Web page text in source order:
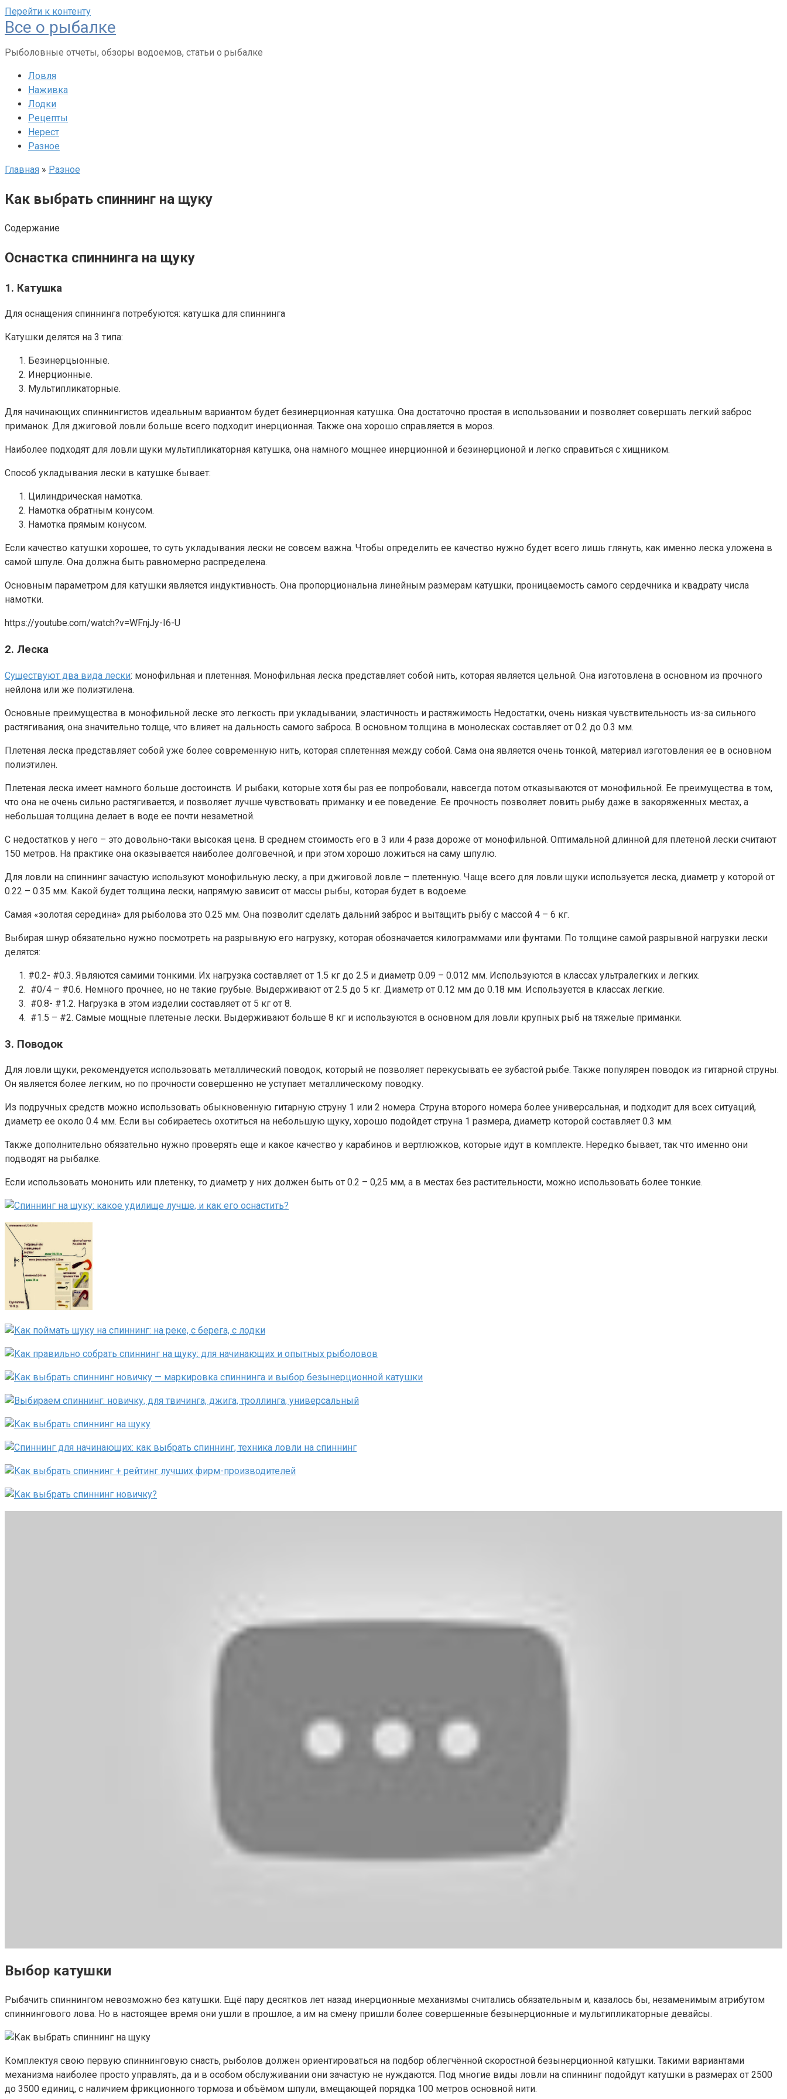
Перейти к контенту
Все о рыбалке
Рыболовные отчеты, обзоры водоемов, статьи о рыбалке
Ловля
Наживка
Лодки
Рецепты
Нерест
Разное
Главная » Разное
Как выбрать спиннинг на щуку
Содержание
Оснастка спиннинга на щуку
1. Катушка
Для оснащения спиннинга потребуются: катушка для спиннинга
Катушки делятся на 3 типа:
Безинерцыонные.
Инерционные.
Мультипликаторные.
Для начинающих спиннингистов идеальным вариантом будет безинерционная катушка. Она достаточно простая в использовании и позволяет совершать легкий заброс
приманок. Для джиговой ловли больше всего подходит инерционная. Также она хорошо справляется в мороз.
Наиболее подходят для ловли щуки мультипликаторная катушка, она намного мощнее инерционной и безинерционой и легко справиться с хищником.
Способ укладывания лески в катушке бывает:
Цилиндрическая намотка.
Намотка обратным конусом.
Намотка прямым конусом.
Если качество катушки хорошее, то суть укладывания лески не совсем важна. Чтобы определить ее качество нужно будет всего лишь глянуть, как именно леска уложена в
самой шпуле. Она должна быть равномерно распределена.
Основным параметром для катушки является индуктивность. Она пропорциональна линейным размерам катушки, проницаемость самого сердечника и квадрату числа
намотки.
https://youtube.com/watch?v=WFnjJy-I6-U
2. Леска
Существуют два вида лески: монофильная и плетенная. Монофильная леска представляет собой нить, которая является цельной. Она изготовлена в основном из прочного
нейлона или же полиэтилена.
Основные преимущества в монофильной леске это легкость при укладывании, эластичность и растяжимость Недостатки, очень низкая чувствительность из-за сильного
растягивания, она значительно толще, что влияет на дальность самого заброса. В основном толщина в монолесках составляет от 0.2 до 0.3 мм.
Плетеная леска представляет собой уже более современную нить, которая сплетенная между собой. Сама она является очень тонкой, материал изготовления ее в основном
полиэтилен.
Плетеная леска имеет намного больше достоинств. И рыбаки, которые хотя бы раз ее попробовали, навсегда потом отказываются от монофильной. Ее преимущества в том,
что она не очень сильно растягивается, и позволяет лучше чувствовать приманку и ее поведение. Ее прочность позволяет ловить рыбу даже в закоряженных местах, а
небольшая толщина делает в воде ее почти незаметной.
С недостатков у него – это довольно-таки высокая цена. В среднем стоимость его в 3 или 4 раза дороже от монофильной. Оптимальной длинной для плетеной лески считают
150 метров. На практике она оказывается наиболее долговечной, и при этом хорошо ложиться на саму шпулю.
Для ловли на спиннинг зачастую используют монофильную леску, а при джиговой ловле – плетенную. Чаще всего для ловли щуки используется леска, диаметр у которой от
0.22 – 0.35 мм. Какой будет толщина лески, напрямую зависит от массы рыбы, которая будет в водоеме.
Самая «золотая середина» для рыболова это 0.25 мм. Она позволит сделать дальний заброс и вытащить рыбу с массой 4 – 6 кг.
Выбирая шнур обязательно нужно посмотреть на разрывную его нагрузку, которая обозначается килограммами или фунтами. По толщине самой разрывной нагрузки лески
делятся:
#0.2- #0.3. Являются самими тонкими. Их нагрузка составляет от 1.5 кг до 2.5 и диаметр 0.09 – 0.012 мм. Используются в классах ультралегких и легких.
#0/4 – #0.6. Немного прочнее, но не такие грубые. Выдерживают от 2.5 до 5 кг. Диаметр от 0.12 мм до 0.18 мм. Используется в классах легкие.
#0.8- #1.2. Нагрузка в этом изделии составляет от 5 кг от 8.
#1.5 – #2. Самые мощные плетеные лески. Выдерживают больше 8 кг и используются в основном для ловли крупных рыб на тяжелые приманки.
3. Поводок
Для ловли щуки, рекомендуется использовать металлический поводок, который не позволяет перекусывать ее зубастой рыбе. Также популярен поводок из гитарной струны.
Он является более легким, но по прочности совершенно не уступает металлическому поводку.
Из подручных средств можно использовать обыкновенную гитарную струну 1 или 2 номера. Струна второго номера более универсальная, и подходит для всех ситуаций,
диаметр ее около 0.4 мм. Если вы собираетесь охотиться на небольшую щуку, хорошо подойдет струна 1 размера, диаметр которой составляет 0.3 мм.
Также дополнительно обязательно нужно проверять еще и какое качество у карабинов и вертлюжков, которые идут в комплекте. Нередко бывает, так что именно они
подводят на рыбалке.
Если использовать мононить или плетенку, то диаметр у них должен быть от 0.2 – 0,25 мм, а в местах без растительности, можно использовать более тонкие.
Выбор катушки
Рыбачить спиннингом невозможно без катушки. Ещё пару десятков лет назад инерционные механизмы считались обязательным и, казалось бы, незаменимым атрибутом
спиннингового лова. Но в настоящее время они ушли в прошлое, а им на смену пришли более совершенные безынерционные и мультипликаторные девайсы.
Комплектуя свою первую спиннинговую снасть, рыболов должен ориентироваться на подбор облегчённой скоростной безынерционной катушки. Такими вариантами
механизма наиболее просто управлять, да и в особом обслуживании они зачастую не нуждаются. Под многие виды ловли на спиннинг подойдут катушки в размерах от 2500
до 3500 единиц, с наличием фрикционного тормоза и объёмом шпули, вмещающей порядка 100 метров основной нити.